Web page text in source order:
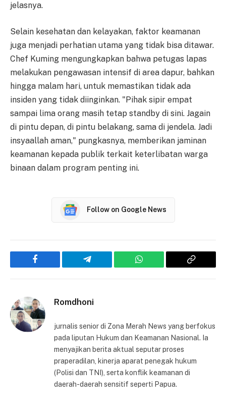
jelasnya.
Selain kesehatan dan kelayakan, faktor keamanan
juga menjadi perhatian utama yang tidak bisa ditawar.
Chef Kuming mengungkapkan bahwa petugas lapas
melakukan pengawasan intensif di area dapur, bahkan
hingga malam hari, untuk memastikan tidak ada
insiden yang tidak diinginkan. "Pihak sipir empat
sampai lima orang masih tetap standby di sini. Jagain
di pintu depan, di pintu belakang, sama di jendela. Jadi
insyaallah aman," pungkasnya, memberikan jaminan
keamanan kepada publik terkait keterlibatan warga
binaan dalam program penting ini.
Follow on Google News
Facebook Telegram WhatsApp
Copy
Romdhoni
jurnalis senior di Zona Merah News yang berfokus
pada liputan Hukum dan Keamanan Nasional. Ia
menyajikan berita aktual seputar proses
praperadilan, kinerja aparat penegak hukum
(Polisi dan TNI), serta konflik keamanan di
daerah-daerah sensitif seperti Papua.